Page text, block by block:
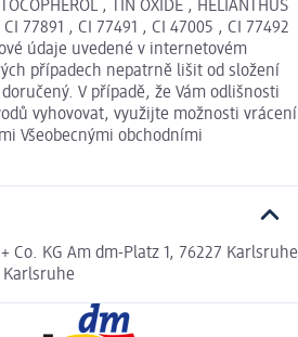
, TIN OXIDE , HELIANTHUS
CI 77891 , CI 77491 , CI 47005 , CI 77492
údaje uvedené v internetovém
případech nepatrně lišit od složení
V případě, že Vám odlišnosti
vyhovovat, využijte možnosti vrácení
Všeobecnými obchodními
Co. KG Am dm-Platz 1, 76227 Karlsruhe
Karlsruhe